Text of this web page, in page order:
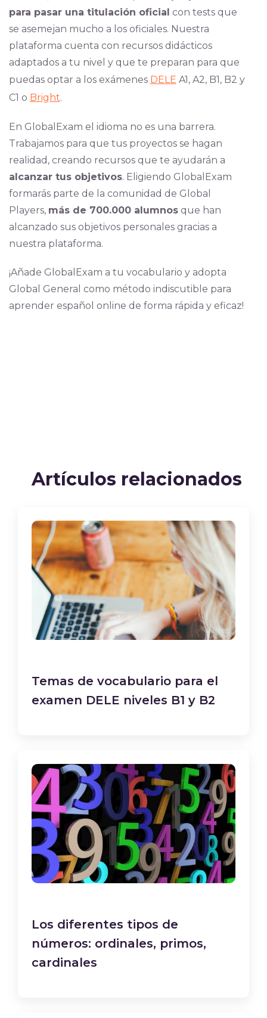
para pasar una titulación oficial con tests que
se asemejan mucho a los oficiales. Nuestra
plataforma cuenta con recursos didácticos
adaptados a tu nivel y que te preparan para que
puedas optar a los exámenes DELE A1, A2, B1, B2 y
C1 o Bright.
En GlobalExam el idioma no es una barrera.
Trabajamos para que tus proyectos se hagan
realidad, creando recursos que te ayudarán a
alcanzar tus objetivos. Eligiendo GlobalExam
formarás parte de la comunidad de Global
Players, más de 700.000 alumnosque han
alcanzado sus objetivos personales gracias a
nuestra plataforma.
¡Añade GlobalExam a tu vocabulario y adopta
Global General como método indiscutible para
aprender español online de forma rápida y eficaz!
Artículos relacionados
Temas de vocabulario para el
examen DELE niveles B1 y B2
Los diferentes tipos de
números: ordinales, primos,
cardinales